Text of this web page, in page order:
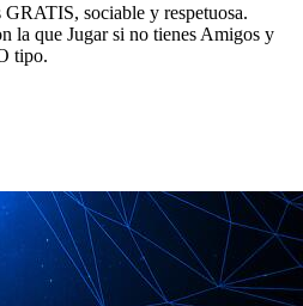
sociable y respetuosa.
la que Jugar si no tienes Amigos y
tipo.